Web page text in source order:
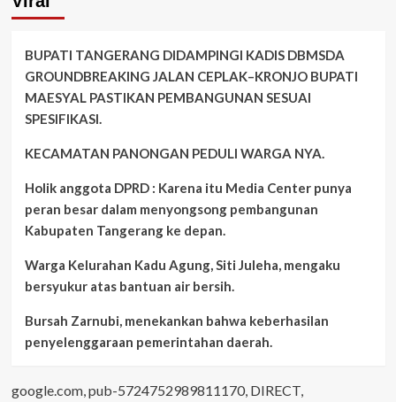
BUPATI TANGERANG DIDAMPINGI KADIS DBMSDA
GROUNDBREAKING JALAN CEPLAK–KRONJO BUPATI
MAESYAL PASTIKAN PEMBANGUNAN SESUAI
SPESIFIKASI.
KECAMATAN PANONGAN PEDULI WARGA NYA.
Holik anggota DPRD : Karena itu Media Center punya
peran besar dalam menyongsong pembangunan
Kabupaten Tangerang ke depan.
Warga Kelurahan Kadu Agung, Siti Juleha, mengaku
bersyukur atas bantuan air bersih.
Bursah Zarnubi, menekankan bahwa keberhasilan
penyelenggaraan pemerintahan daerah.
google.com, pub-5724752989811170, DIRECT,